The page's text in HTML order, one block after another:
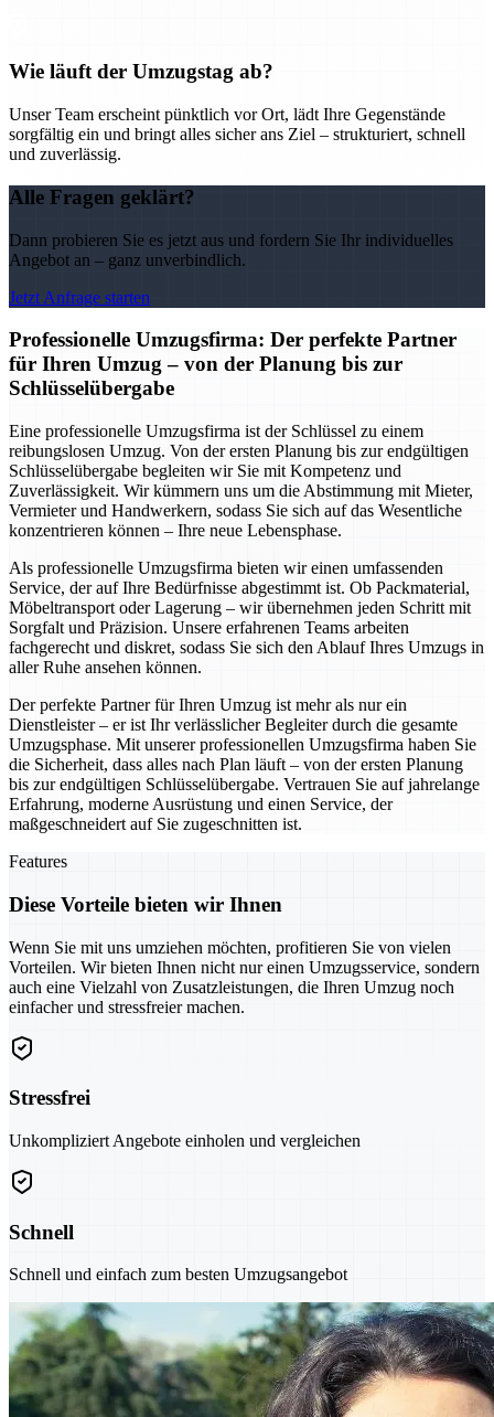
Wie läuft der Umzugstag ab?
Unser Team erscheint pünktlich vor Ort, lädt Ihre Gegenstände
sorgfältig ein und bringt alles sicher ans Ziel – strukturiert, schnell
und zuverlässig.
Alle Fragen geklärt?
Dann probieren Sie es jetzt aus und fordern Sie Ihr individuelles
Angebot an – ganz unverbindlich.
Jetzt Anfrage starten
Professionelle Umzugsfirma: Der perfekte Partner
für Ihren Umzug – von der Planung bis zur
Schlüsselübergabe
Eine professionelle Umzugsfirma ist der Schlüssel zu einem
reibungslosen Umzug. Von der ersten Planung bis zur endgültigen
Schlüsselübergabe begleiten wir Sie mit Kompetenz und
Zuverlässigkeit. Wir kümmern uns um die Abstimmung mit Mieter,
Vermieter und Handwerkern, sodass Sie sich auf das Wesentliche
konzentrieren können – Ihre neue Lebensphase.
Als professionelle Umzugsfirma bieten wir einen umfassenden
Service, der auf Ihre Bedürfnisse abgestimmt ist. Ob Packmaterial,
Möbeltransport oder Lagerung – wir übernehmen jeden Schritt mit
Sorgfalt und Präzision. Unsere erfahrenen Teams arbeiten
fachgerecht und diskret, sodass Sie sich den Ablauf Ihres Umzugs in
aller Ruhe ansehen können.
Der perfekte Partner für Ihren Umzug ist mehr als nur ein
Dienstleister – er ist Ihr verlässlicher Begleiter durch die gesamte
Umzugsphase. Mit unserer professionellen Umzugsfirma haben Sie
die Sicherheit, dass alles nach Plan läuft – von der ersten Planung
bis zur endgültigen Schlüsselübergabe. Vertrauen Sie auf jahrelange
Erfahrung, moderne Ausrüstung und einen Service, der
maßgeschneidert auf Sie zugeschnitten ist.
Features
Diese Vorteile bieten wir Ihnen
Wenn Sie mit uns umziehen möchten, profitieren Sie von vielen
Vorteilen. Wir bieten Ihnen nicht nur einen Umzugsservice, sondern
auch eine Vielzahl von Zusatzleistungen, die Ihren Umzug noch
einfacher und stressfreier machen.
Stressfrei
Unkompliziert Angebote einholen und vergleichen
Schnell
Schnell und einfach zum besten Umzugsangebot